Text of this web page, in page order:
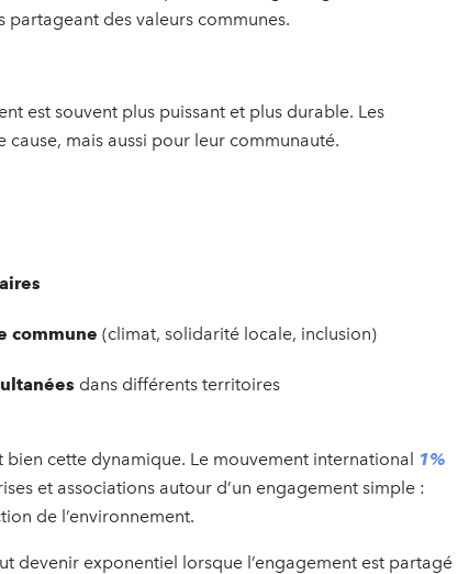
des valeurs communes.
est souvent plus puissant et plus durable. Les
mais aussi pour leur communauté.
commune (climat, solidarité locale, inclusion)
dans différents territoires
cette dynamique. Le mouvement international 1%
et associations autour d’un engagement simple :
de l’environnement.
devenir exponentiel lorsque l’engagement est partagé